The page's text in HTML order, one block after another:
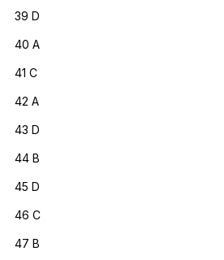
39 D
40 A
41 C
42 A
43 D
44 B
45 D
46 C
47 B